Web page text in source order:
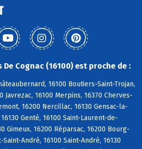
Cognac (16100) est proche de :
16100 Boutiers-Saint-Trojan,
Javrezac, 16100 Merpins, 16370 Cherves-
16200 Nercillac, 16130 Gensac-la-
Genté, 16100 Saint-Laurent-de-
Gimeux, 16200 Réparsac, 16200 Bourg-
Saint-André, 16100 Saint-André, 16130